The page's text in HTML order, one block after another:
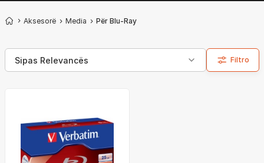
Aksesorë Media Për Blu-Ray
Filtro